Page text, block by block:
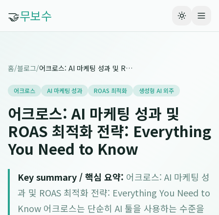
🤝무보수
홈/블로그/ 어크로스: AI 마케팅 성과 및 ROAS 최적화 전략: Everything You Need to Know
어크로스 AI 마케팅 성과 ROAS 최적화 생성형 AI 외주
어크로스: AI 마케팅 성과 및
ROAS 최적화 전략: Everything
You Need to Know
Key summary / 핵심 요약: 어크로스: AI 마케팅 성
과 및 ROAS 최적화 전략: Everything You Need to
Know 어크로스는 단순히 AI 툴을 사용하는 수준을